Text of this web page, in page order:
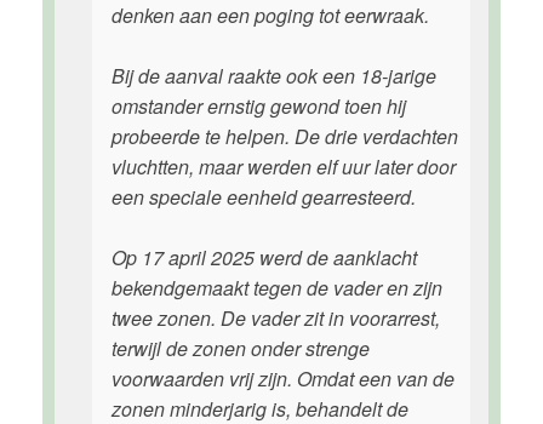
denken aan een poging tot eerwraak.
Bij de aanval raakte ook een 18-jarige
omstander ernstig gewond toen hij
probeerde te helpen. De drie verdachten
vluchtten, maar werden elf uur later door
een speciale eenheid gearresteerd.
Op 17 april 2025 werd de aanklacht
bekendgemaakt tegen de vader en zijn
twee zonen. De vader zit in voorarrest,
terwijl de zonen onder strenge
voorwaarden vrij zijn. Omdat een van de
zonen minderjarig is, behandelt de